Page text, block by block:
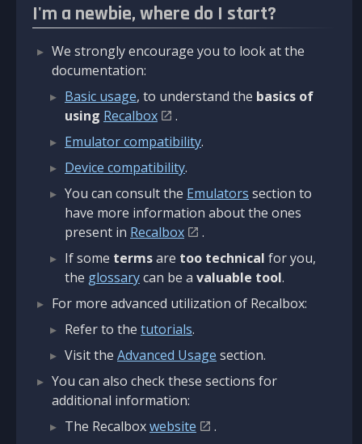
I'm a newbie, where do I start?
We strongly encourage you to look at the
documentation:
Basic usage, to understand the basics of
using Recalbox
.
Emulator compatibility.
Device compatibility.
You can consult the Emulators section to
have more information about the ones
present in Recalbox
.
If some termsare too technical for you,
the glossarycan be a valuable tool.
For more advanced utilization of Recalbox:
Refer to the tutorials.
Visit the Advanced Usage section.
You can also check these sections for
additional information:
The Recalboxwebsite
.